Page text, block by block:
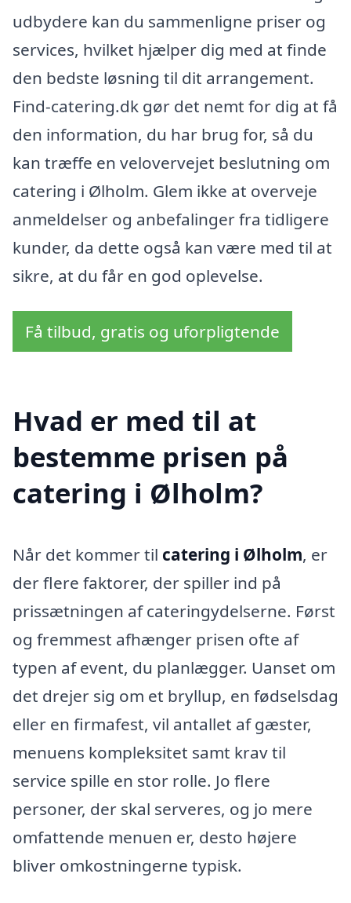
udbydere kan du sammenligne priser og
services, hvilket hjælper dig med at finde
den bedste løsning til dit arrangement.
Find-catering.dk gør det nemt for dig at få
den information, du har brug for, så du
kan træffe en velovervejet beslutning om
catering i Ølholm. Glem ikke at overveje
anmeldelser og anbefalinger fra tidligere
kunder, da dette også kan være med til at
sikre, at du får en god oplevelse.
Få tilbud, gratis og uforpligtende
Hvad er med til at
bestemme prisen på
catering i Ølholm?
Når det kommer til catering i Ølholm, er
der flere faktorer, der spiller ind på
prissætningen af cateringydelserne. Først
og fremmest afhænger prisen ofte af
typen af event, du planlægger. Uanset om
det drejer sig om et bryllup, en fødselsdag
eller en firmafest, vil antallet af gæster,
menuens kompleksitet samt krav til
service spille en stor rolle. Jo flere
personer, der skal serveres, og jo mere
omfattende menuen er, desto højere
bliver omkostningerne typisk.